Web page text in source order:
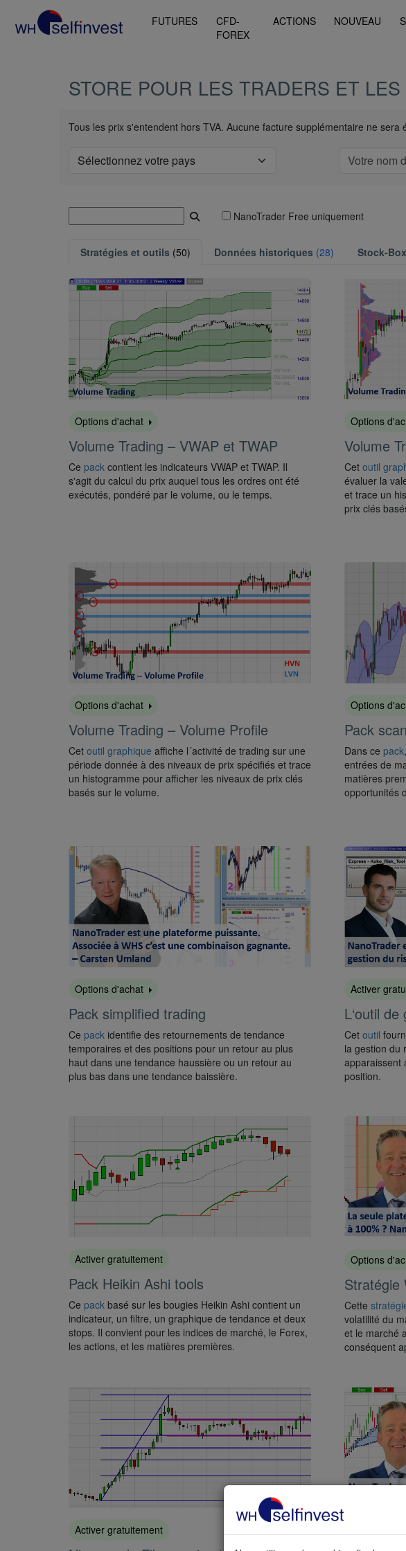
FUTURES
CFD-
FOREX
ACTIONS NOUVEAU
STORE POUR LES TRADERS ET
Tous les prix s'entendent hors TVA. Aucune facture supplémentaire ne
NanoTrader Free uniquement
Stratégies et outils (50) Données historiques (28) Stock-
Options d'achat
Volume Trading – VWAP et TWAP
Ce pack contient les indicateurs VWAP et TWAP. Il
s'agit du calcul du prix auquel tous les ordres ont été
exécutés, pondéré par le volume, ou le temps.
Options
Volume
Cet outil
évaluer la
et trace un
prix clés
Options d'achat
Volume Trading – Volume Profile
Cet outil graphique affiche l´activité de trading sur une
période donnée à des niveaux de prix spécifiés et trace
un histogramme pour afficher les niveaux de prix clés
basés sur le volume.
Options
Pack
Dans ce pack
entrées de
matières
opportunités
Options d'achat
Pack simplified trading
Ce pack identifie des retournements de tendance
temporaires et des positions pour un retour au plus
haut dans une tendance haussière ou un retour au
plus bas dans une tendance baissière.
Activer
L‘outil
Cet outil
la gestion du
apparaissent
position.
Activer gratuitement
Pack Heikin Ashi tools
Ce pack basé sur les bougies Heikin Ashi contient un
indicateur, un filtre, un graphique de tendance et deux
stops. Il convient pour les indices de marché, le Forex,
les actions, et les matières premières.
Options
Stratégie
Cette
volatilité du
et le marché
conséquent
Activer gratuitement